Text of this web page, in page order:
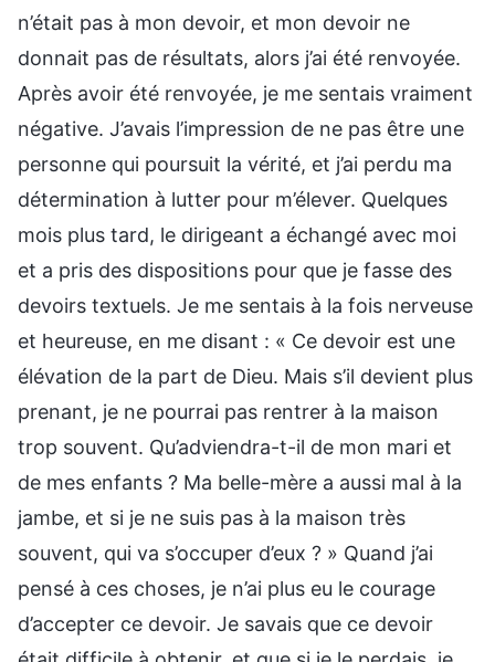
n’était pas à mon devoir, et mon devoir ne
donnait pas de résultats, alors j’ai été renvoyée.
Après avoir été renvoyée, je me sentais vraiment
négative. J’avais l’impression de ne pas être une
personne qui poursuit la vérité, et j’ai perdu ma
détermination à lutter pour m’élever. Quelques
mois plus tard, le dirigeant a échangé avec moi
et a pris des dispositions pour que je fasse des
devoirs textuels. Je me sentais à la fois nerveuse
et heureuse, en me disant : « Ce devoir est une
élévation de la part de Dieu. Mais s’il devient plus
prenant, je ne pourrai pas rentrer à la maison
trop souvent. Qu’adviendra-t-il de mon mari et
de mes enfants ? Ma belle-mère a aussi mal à la
jambe, et si je ne suis pas à la maison très
souvent, qui va s’occuper d’eux ? » Quand j’ai
pensé à ces choses, je n’ai plus eu le courage
d’accepter ce devoir. Je savais que ce devoir